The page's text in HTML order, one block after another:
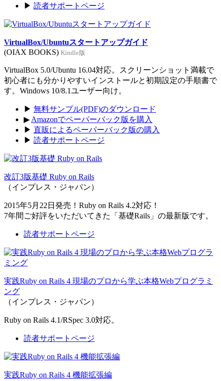
▶ 読者サポートページ
VirtualBox/Ubuntuスタートアップガイド
(OIAX BOOKS) Kindle版
VirtualBox 5.0/Ubuntu 16.04対応。スクリーンショット満載で
初心者にも分かりやすいインストールと初期設定の手順書で
す。Windows 10/8.1ユーザー向け。
▶ 無料サンプル(PDF)のダウンロード
▶ Amazonでペーパーバック版を購入
▶ 直販によるペーパーバック版の購入
▶ 読者サポートページ
改訂3版基礎 Ruby on Rails
（インプレス・ジャパン）
2015年5月22日発売！Ruby on Rails 4.2対応！
7年間ご好評をいただいてきた「基礎Rails」の最新版です。
読者サポートページ
実践Ruby on Rails 4 現場のプロから学ぶ本格Webプログラミ
ング
（インプレス・ジャパン）
Ruby on Rails 4.1/RSpec 3.0対応。
読者サポートページ
実践Ruby on Rails 4 機能拡張編